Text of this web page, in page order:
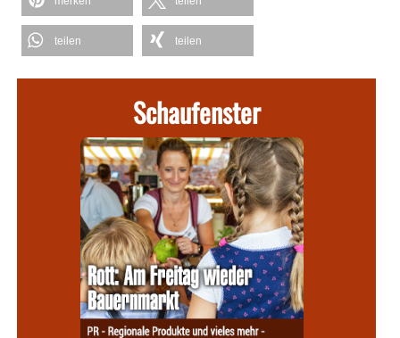
teilen teilen
Schaufenster